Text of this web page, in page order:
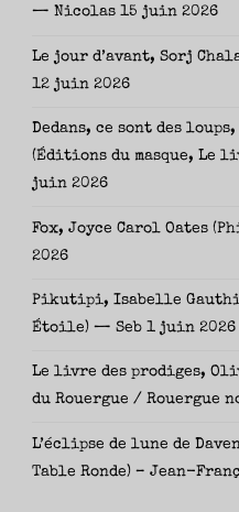
— Nicolas 15 juin 2026
Le jour d’avant, Sorj
12 juin 2026
Dedans, ce sont des
(Éditions du masque, Le
juin 2026
Fox, Joyce Carol Oates
2026
Pikutipi, Isabelle
Étoile) — Seb 1 juin 2026
Le livre des prodiges,
du Rouergue / Rouergue
L’éclipse de lune de
Table Ronde) – Jean-